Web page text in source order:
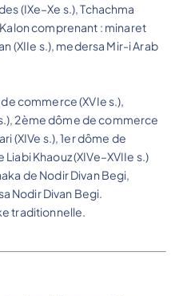
(IXe–Xe s.), Tchachma
comprenant : minaret
(XIIe s.), medersa Mir-i Arab
commerce (XVIe s.),
2ème dôme de commerce
(XIVe s.), 1er dôme de
Khaouz (XIVe–XVIIe s.)
de Nodir Divan Begi,
Nodir Divan Begi.
traditionnelle.